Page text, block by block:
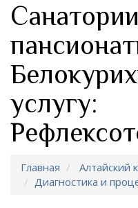
услугу:
Главная Алтайский
Диагностика и